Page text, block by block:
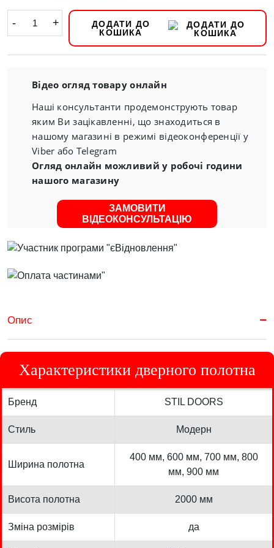
- +
ДОДАТИ ДО
КОШИКА
Відео огляд товару онлайн
Наші консультанти продемонструють товар
яким Ви зацікавленні, що знаходиться в
нашому магазині в режимі відеоконференції у
Viber або Telegram
Огляд онлайн можливий у робочі години
нашого магазину
ЗАМОВИТИ
ВІДЕОКОНСУЛЬТАЦІЮ
Опис
Характеристики дверного полотна
Бренд STIL DOORS
Стиль Модерн
Ширина полотна
400 мм, 600 мм, 700 мм, 800
мм, 900 мм
Висота полотна 2000 мм
Зміна розмірів да